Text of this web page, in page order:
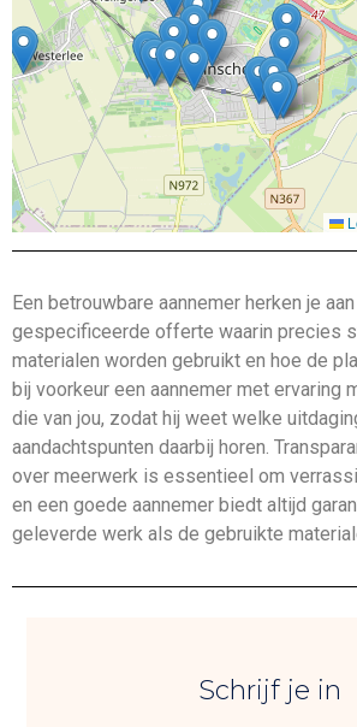
Een betrouwbare aannemer herken je
gespecificeerde offerte waarin precies
materialen worden gebruikt en hoe de
bij voorkeur een aannemer met ervaring
die van jou, zodat hij weet welke
aandachtspunten daarbij horen.
over meerwerk is essentieel om
en een goede aannemer biedt altijd
geleverde werk als de gebruikte
Schrijf je in